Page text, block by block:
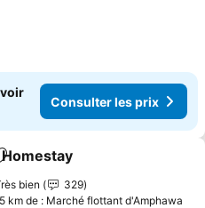
Consulter les prix
à mes favoris
bien
329
km de : Marché flottant d'Amphawa